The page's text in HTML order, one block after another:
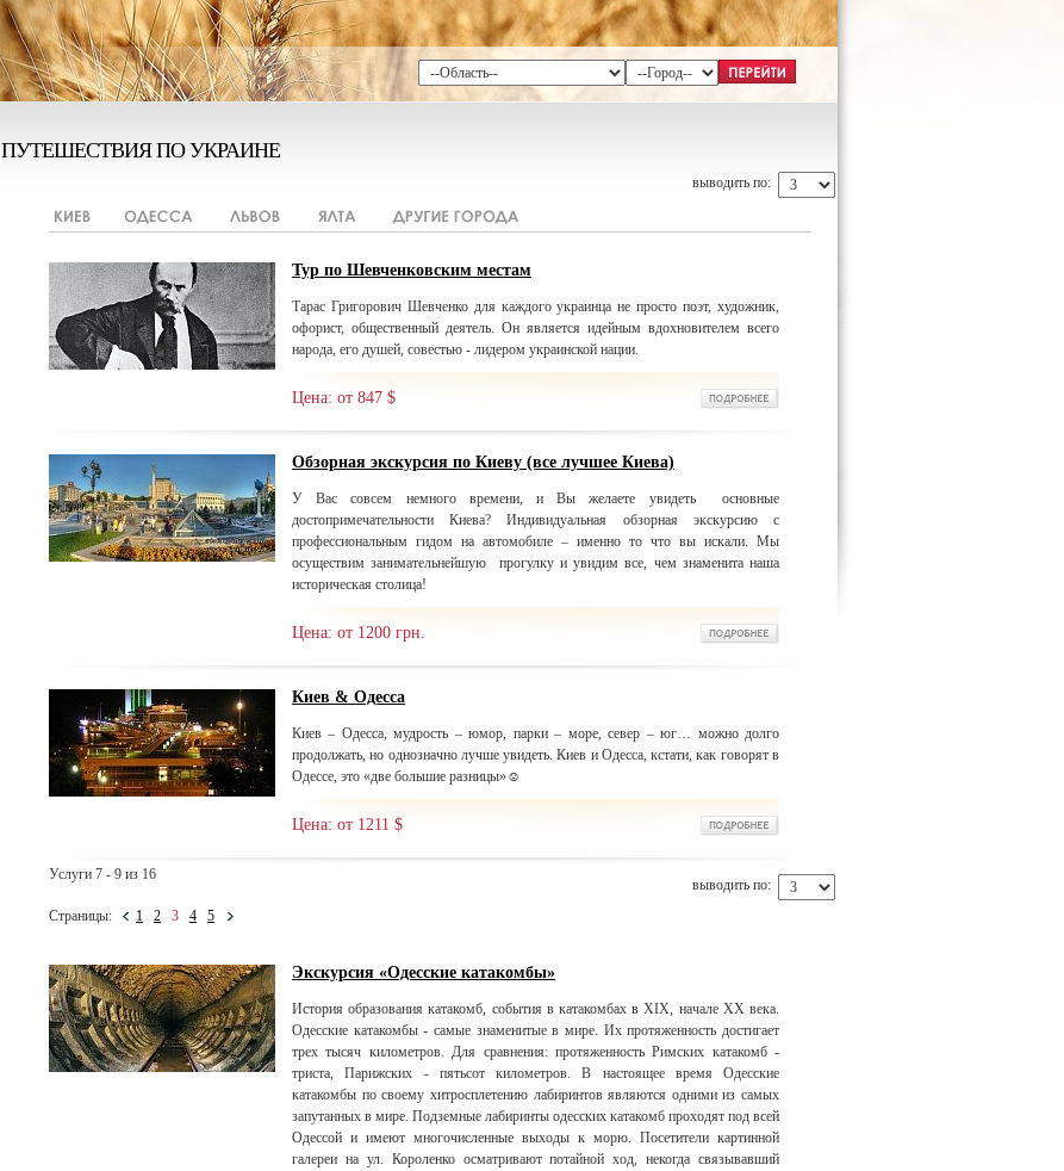
ПУТЕШЕСТВИЯ ПО УКРАИНЕ
выводить по:
Тур по Шевченковским местам
Тарас Григорович Шевченко для каждого украинца не просто поэт, художник,
офорист, общественный деятель. Он является идейным вдохновителем всего
народа, его душей, совестью - лидером украинской нации.
Цена: от 847 $
Обзорная экскурсия по Киеву (все лучшее Киева)
У Вас совсем немного времени, и Вы желаете увидеть основные
достопримечательности Киева? Индивидуальная обзорная экскурсию с
профессиональным гидом на автомобиле – именно то что вы искали. Мы
осуществим занимательнейшую прогулку и увидим все, чем знаменита наша
историческая столица!
Цена: от 1200 грн.
Киев & Одесса
Киев – Одесса, мудрость – юмор, парки – море, север – юг… можно долго
продолжать, но однозначно лучше увидеть. Киев и Одесса, кстати, как говорят в
Одессе, это «две большие разницы»☺
Цена: от 1211 $
Услуги 7 - 9 из 16
Страницы: 1 2 3 4 5
выводить по:
Экскурсия «Одесские катакомбы»
История образования катакомб, события в катакомбах в XIX, начале ХХ века.
Одесские катакомбы - самые знаменитые в мире. Их протяженность достигает
трех тысяч километров. Для сравнения: протяженность Римских катакомб -
триста, Парижских - пятьсот километров. В настоящее время Одесские
катакомбы по своему хитросплетению лабиринтов являются одними из самых
запутанных в мире. Подземные лабиринты одесских катакомб проходят под всей
Одессой и имеют многочисленные выходы к морю. Посетители картинной
галереи на ул. Короленко осматривают потайной ход, некогда связывавший